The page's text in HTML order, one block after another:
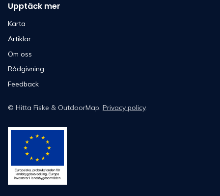
Upptäck mer
Karta
Artiklar
Om oss
Rådgivning
Feedback
© Hitta Fiske & OutdoorMap. Privacy policy.